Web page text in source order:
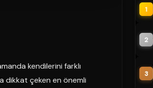
kendilerini farklı
dikkat çeken en önemli
1
2
3